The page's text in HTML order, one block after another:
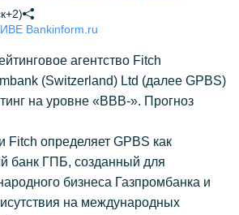
Bankinform.ru
агентство Fitch
(Switzerland) Ltd (далее GPBS)
на уровне «ВВВ-». Прогноз
Fitch определяет GPBS как
банк ГПБ, созданный для
бизнеса Газпромбанка и
на международных